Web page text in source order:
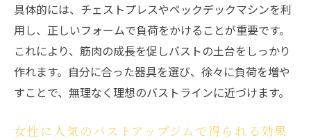
具体的には、チェストプレスやペックデックマシンを利
用し、正しいフォームで負荷をかけることが重要です。
これにより、筋肉の成長を促しバストの土台をしっかり
作れます。自分に合った器具を選び、徐々に負荷を増や
すことで、無理なく理想のバストラインに近づけます。
女性に人気のバストアップジムで得られる効果